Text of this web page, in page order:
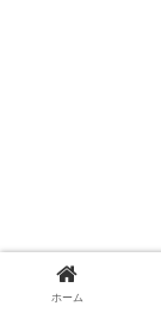
ホーム